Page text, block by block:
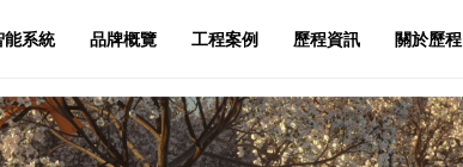
能系統 品牌概覽 工程案例 歷程資訊 關於歷程